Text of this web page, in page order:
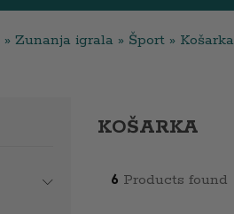
» Zunanja igrala » Šport » Košarka
KOŠARKA
6 Products found